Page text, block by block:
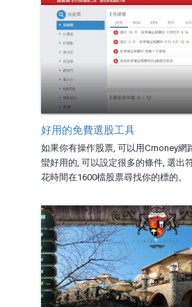
好用的免費選股工具
如果你有操作股票, 可以用Cmoney網
蠻好用的, 可以設定很多的條件, 選出
花時間在1600檔股票尋找你的標的。